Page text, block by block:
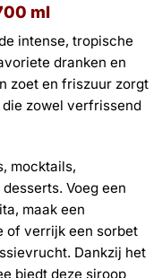
ml
intense, tropische
dranken en
zoet en friszuur zorgt
zowel verfrissend
mocktails,
Voeg een
maak een
of verrijk een sorbet
Dankzij het
biedt deze siroop